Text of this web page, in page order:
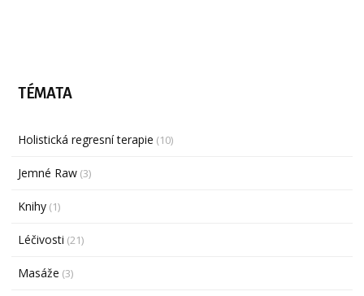
TÉMATA
Holistická regresní terapie (10)
Jemné Raw (3)
Knihy (1)
Léčivosti (21)
Masáže (3)